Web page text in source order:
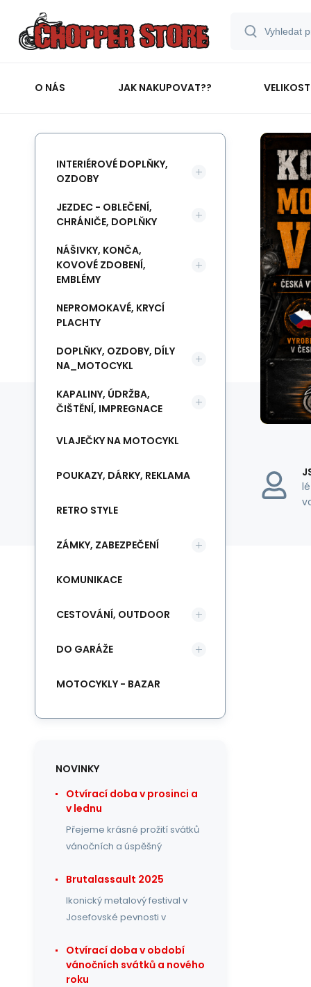
O NÁS JAK NAKUPOVAT??
INTERIÉROVÉ DOPLŇKY,
OZDOBY
JEZDEC - OBLEČENÍ,
CHRÁNIČE, DOPLŇKY
NÁŠIVKY, KONČA,
KOVOVÉ ZDOBENÍ,
EMBLÉMY
NEPROMOKAVÉ, KRYCÍ
PLACHTY
DOPLŇKY, OZDOBY, DÍLY
NA_MOTOCYKL
KAPALINY, ÚDRŽBA,
ČIŠTĚNÍ, IMPREGNACE
VLAJEČKY NA MOTOCYKL
POUKAZY, DÁRKY, REKLAMA
RETRO STYLE
ZÁMKY, ZABEZPEČENÍ
KOMUNIKACE
CESTOVÁNÍ, OUTDOOR
DO GARÁŽE
MOTOCYKLY - BAZAR
NOVINKY
Otvírací doba v prosinci a
v lednu
Přejeme krásné prožití svátků
vánočních a úspěšný
Brutalassault 2025
Ikonický metalový festival v
Josefovské pevnosti v
Otvírací doba v období
vánočních svátků a nového
roku